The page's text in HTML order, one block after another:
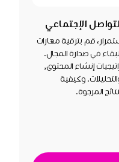
الإجتماعي
قم بترقية مهارات
في صدارة المجال.
إنشاء المحتوى,
وكيفية
المرجوة.